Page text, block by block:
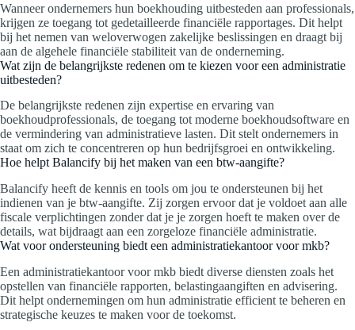
Wanneer ondernemers hun boekhouding uitbesteden aan professionals,
krijgen ze toegang tot gedetailleerde financiële rapportages. Dit helpt
bij het nemen van weloverwogen zakelijke beslissingen en draagt bij
aan de algehele financiële stabiliteit van de onderneming.
Wat zijn de belangrijkste redenen om te kiezen voor een administratie
uitbesteden?
De belangrijkste redenen zijn expertise en ervaring van
boekhoudprofessionals, de toegang tot moderne boekhoudsoftware en
de vermindering van administratieve lasten. Dit stelt ondernemers in
staat om zich te concentreren op hun bedrijfsgroei en ontwikkeling.
Hoe helpt Balancify bij het maken van een btw-aangifte?
Balancify heeft de kennis en tools om jou te ondersteunen bij het
indienen van je btw-aangifte. Zij zorgen ervoor dat je voldoet aan alle
fiscale verplichtingen zonder dat je je zorgen hoeft te maken over de
details, wat bijdraagt aan een zorgeloze financiële administratie.
Wat voor ondersteuning biedt een administratiekantoor voor mkb?
Een administratiekantoor voor mkb biedt diverse diensten zoals het
opstellen van financiële rapporten, belastingaangiften en advisering.
Dit helpt ondernemingen om hun administratie efficient te beheren en
strategische keuzes te maken voor de toekomst.